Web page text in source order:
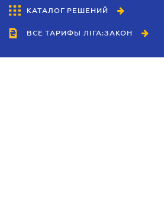
КАТАЛОГ РЕШЕНИЙ
ВСЕ ТАРИФЫ ЛІГА:ЗАКОН